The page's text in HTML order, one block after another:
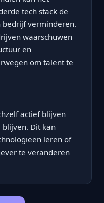
tech stack de
bedrijf verminderen.
waarschuwen
en
om talent te
actief blijven
Dit kan
leren of
te veranderen